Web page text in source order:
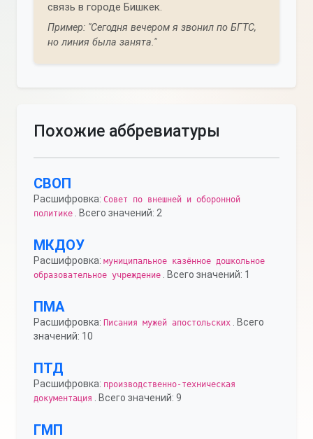
связь в городе Бишкек.
Пример: "Сегодня вечером я звонил по БГТС,
но линия была занята."
Похожие аббревиатуры
СВОП
Расшифровка: Совет по внешней и оборонной
политике . Всего значений: 2
МКДОУ
Расшифровка: муниципальное казённое дошкольное
образовательное учреждение . Всего значений: 1
ПМА
Расшифровка: Писания мужей апостольских . Всего
значений: 10
ПТД
Расшифровка: производственно-техническая
документация
. Всего значений: 9
ГМП